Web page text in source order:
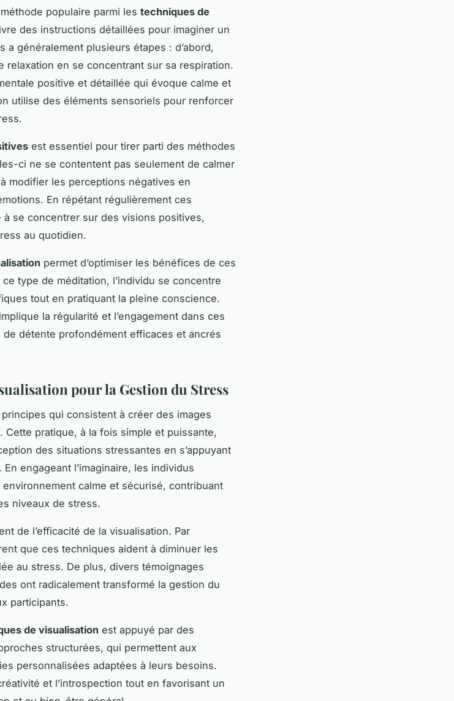
populaire parmi les techniques de
des instructions détaillées pour imaginer un
a généralement plusieurs étapes : d’abord,
relaxation en se concentrant sur sa respiration.
positive et détaillée qui évoque calme et
utilise des éléments sensoriels pour renforcer
est essentiel pour tirer parti des méthodes
ci ne se contentent pas seulement de calmer
modifier les perceptions négatives en
En répétant régulièrement ces
à se concentrer sur des visions positives,
au quotidien.
permet d’optimiser les bénéfices de ces
type de méditation, l’individu se concentre
tout en pratiquant la pleine conscience.
la régularité et l’engagement dans ces
détente profondément efficaces et ancrés
pour la Gestion du Stress
qui consistent à créer des images
. Cette pratique, à la fois simple et puissante,
des situations stressantes en s’appuyant
. En engageant l’imaginaire, les individus
calme et sécurisé, contribuant
niveaux de stress.
de l’efficacité de la visualisation. Par
que ces techniques aident à diminuer les
au stress. De plus, divers témoignages
ont radicalement transformé la gestion du
participants.
de visualisation est appuyé par des
structurées, qui permettent aux
personnalisées adaptées à leurs besoins.
et l’introspection tout en favorisant un